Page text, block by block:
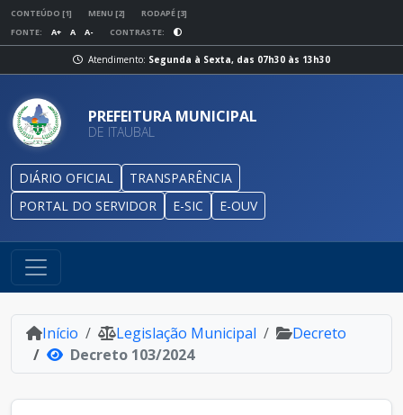
CONTEÚDO [1] MENU [2]
RODAPÉ [3]
FONTE:
A+ A A- CONTRASTE:
Atendimento: Segunda à Sexta, das 07h30 às 13h30
PREFEITURA MUNICIPAL
DE ITAUBAL
DIÁRIO OFICIAL
TRANSPARÊNCIA
PORTAL DO SERVIDOR
E-SIC E-OUV
Início Legislação Municipal
Decreto
Decreto 103/2024